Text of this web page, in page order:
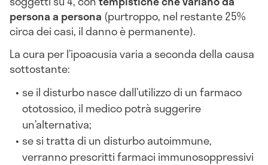
persona a persona (purtroppo, nel restante 25%
circa dei casi, il danno è permanente).
La cura per l’ipoacusia varia a seconda della causa
sottostante:
se il disturbo nasce dall’utilizzo di un farmaco
ototossico, il medico potrà suggerire
un’alternativa;
se si tratta di un disturbo autoimmune,
verranno prescritti farmaci immunosoppressivi